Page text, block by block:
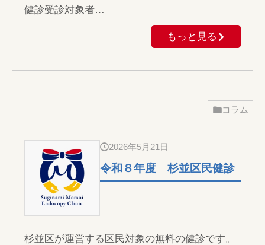
健診受診対象者…
もっと見る
コラム
2026年5月21日
令和８年度 杉並区民健診
杉並区が運営する区民対象の無料の健診です。